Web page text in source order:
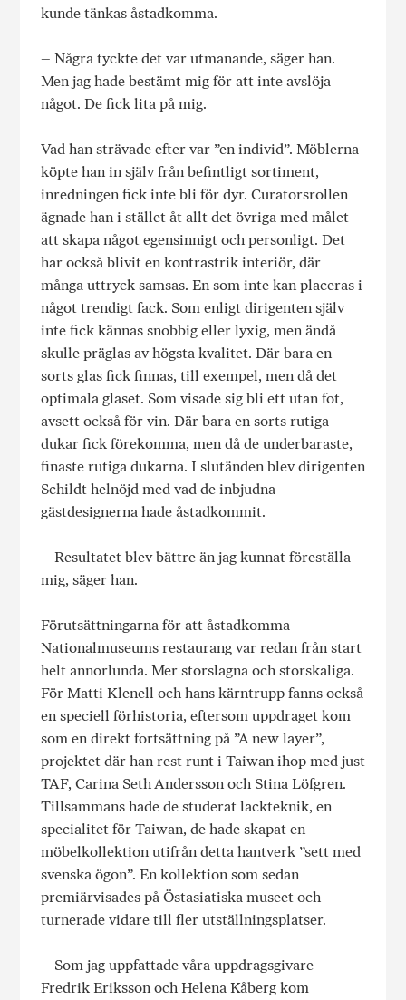
kunde tänkas åstadkomma.
– Några tyckte det var utmanande, säger han.
Men jag hade bestämt mig för att inte avslöja
något. De fick lita på mig.
Vad han strävade efter var ”en individ”. Möblerna
köpte han in själv från befintligt sortiment,
inredningen fick inte bli för dyr. Curatorsrollen
ägnade han i stället åt allt det övriga med målet
att skapa något egensinnigt och personligt. Det
har också blivit en kontrastrik interiör, där
många uttryck samsas. En som inte kan placeras i
något trendigt fack. Som enligt dirigenten själv
inte fick kännas snobbig eller lyxig, men ändå
skulle präglas av högsta kvalitet. Där bara en
sorts glas fick finnas, till exempel, men då det
optimala glaset. Som visade sig bli ett utan fot,
avsett också för vin. Där bara en sorts rutiga
dukar fick förekomma, men då de underbaraste,
finaste rutiga dukarna. I slutänden blev dirigenten
Schildt helnöjd med vad de inbjudna
gästdesignerna hade åstadkommit.
– Resultatet blev bättre än jag kunnat föreställa
mig, säger han.
Förutsättningarna för att åstadkomma
Nationalmuseums restaurang var redan från start
helt annorlunda. Mer storslagna och storskaliga.
För Matti Klenell och hans kärntrupp fanns också
en speciell förhistoria, eftersom uppdraget kom
som en direkt fortsättning på ”A new layer”,
projektet där han rest runt i Taiwan ihop med just
TAF, Carina Seth Andersson och Stina Löfgren.
Tillsammans hade de studerat lackteknik, en
specialitet för Taiwan, de hade skapat en
möbelkollektion utifrån detta hantverk ”sett med
svenska ögon”. En kollektion som sedan
premiärvisades på Östasiatiska museet och
turnerade vidare till fler utställningsplatser.
– Som jag uppfattade våra uppdragsgivare
Fredrik Eriksson och Helena Kåberg kom